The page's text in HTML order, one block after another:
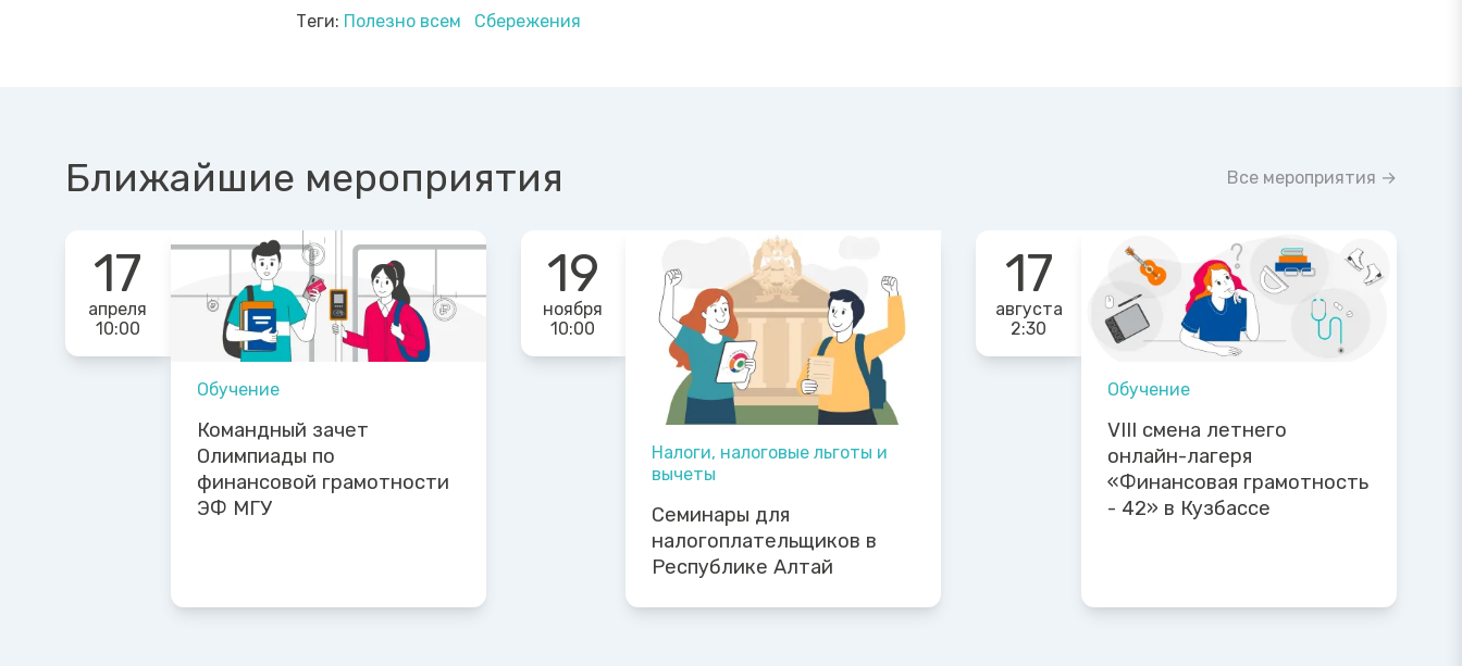
Теги: Полезно всем Сбережения
Ближайшие мероприятия Все мероприятия →
17
апреля
10:00
Обучение
Командный зачет
Олимпиады по
финансовой грамотности
ЭФ МГУ
19
ноября
10:00
Налоги, налоговые льготы и
вычеты
Семинары для
налогоплательщиков в
Республике Алтай
17
августа
2:30
Обучение
VIII смена летнего
онлайн-лагеря
«Финансовая грамотность
- 42» в Кузбассе